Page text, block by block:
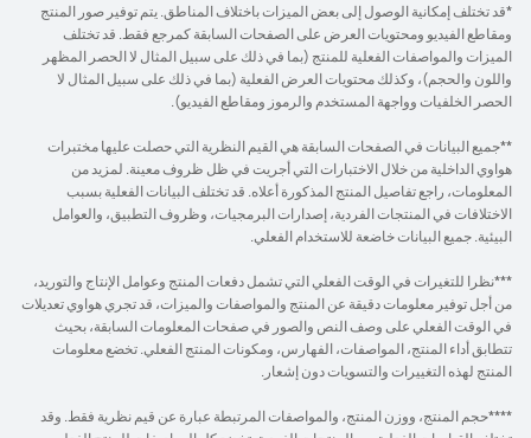
*قد تختلف إمكانية الوصول إلى بعض الميزات باختلاف المناطق. يتم توفير صور المنتج
ومقاطع الفيديو ومحتويات العرض على الصفحات السابقة كمرجع فقط. قد تختلف
الميزات والمواصفات الفعلية للمنتج (بما في ذلك على سبيل المثال لا الحصر المظهر
واللون والحجم)، وكذلك محتويات العرض الفعلية (بما في ذلك على سبيل المثال لا
الحصر الخلفيات وواجهة المستخدم والرموز ومقاطع الفيديو).
**جميع البيانات في الصفحات السابقة هي القيم النظرية التي حصلت عليها مختبرات
هواوي الداخلية من خلال الاختبارات التي أجريت في ظل ظروف معينة. لمزيد من
المعلومات، راجع تفاصيل المنتج المذكورة أعلاه. قد تختلف البيانات الفعلية بسبب
الاختلافات في المنتجات الفردية، إصدارات البرمجيات، وظروف التطبيق، والعوامل
البيئية. جميع البيانات خاضعة للاستخدام الفعلي.
***نظرا للتغيرات في الوقت الفعلي التي تشمل دفعات المنتج وعوامل الإنتاج والتوريد،
من أجل توفير معلومات دقيقة عن المنتج والمواصفات والميزات، قد تجري هواوي تعديلات
في الوقت الفعلي على وصف النص والصور في صفحات المعلومات السابقة، بحيث
تتطابق أداء المنتج، المواصفات، الفهارس، ومكونات المنتج الفعلي. تخضع معلومات
المنتج لهذه التغييرات والتسويات دون إشعار.
****حجم المنتج، ووزن المنتج، والمواصفات المرتبطة عبارة عن قيم نظرية فقط. وقد